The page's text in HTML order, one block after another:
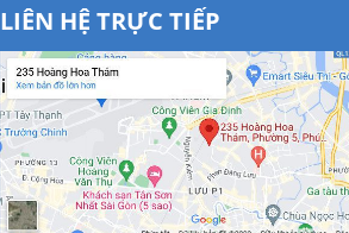
LIÊN HỆ TRỰC TIẾP